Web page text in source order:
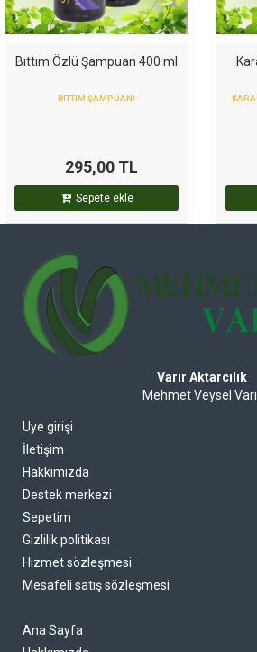
Bıttım Özlü Şampuan 400 ml
BITTIM ŞAMPUANI
295,00 TL
Sepete ekle
Varır Aktarcılık
Mehmet Veysel
Üye girişi
İletişim
Hakkımızda
Destek merkezi
Sepetim
Gizlilik politikası
Hizmet sözleşmesi
Mesafeli satış sözleşmesi
Ana Sayfa